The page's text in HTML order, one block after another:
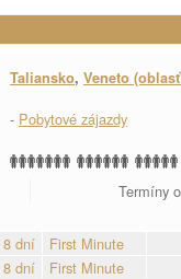
Taliansko, Veneto
- Pobytové zájazdy
Termíny
8 dní First Minute
8 dní First Minute